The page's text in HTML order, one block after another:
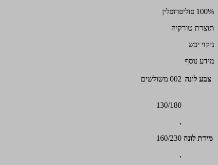
100% פוליפרופלין
תוצרת טורקיה
ניקוי יבש
מידע נוסף
צבע לונה 002 משולשים
מידת לונה
130/180
,
160/230
,